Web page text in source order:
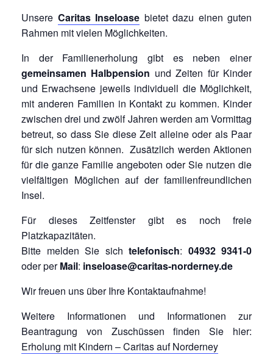
Unsere Caritas Inseloase bietet dazu einen guten
Rahmen mit vielen Möglichkeiten.
In der Familienerholung gibt es neben einer
gemeinsamen Halbpension und Zeiten für Kinder
und Erwachsene jeweils individuell die Möglichkeit,
mit anderen Familien in Kontakt zu kommen. Kinder
zwischen drei und zwölf Jahren werden am Vormittag
betreut, so dass Sie diese Zeit alleine oder als Paar
für sich nutzen können. Zusätzlich werden Aktionen
für die ganze Familie angeboten oder Sie nutzen die
vielfältigen Möglichen auf der familienfreundlichen
Insel.
Für dieses Zeitfenster gibt es noch freie
Platzkapazitäten.
Bitte melden Sie sich telefonisch: 04932 9341-0
oder perMail: inseloase@caritas-norderney.de
Wir freuen uns über Ihre Kontaktaufnahme!
Weitere Informationen und Informationen zur
Beantragung von Zuschüssen finden Sie hier:
Erholung mit Kindern – Caritas auf Norderney